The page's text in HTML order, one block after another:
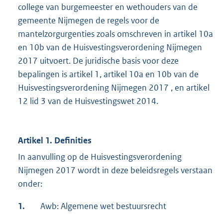
college van burgemeester en wethouders van de
gemeente Nijmegen de regels voor de
mantelzorgurgenties zoals omschreven in artikel 10a
en 10b van de Huisvestingsverordening Nijmegen
2017 uitvoert. De juridische basis voor deze
bepalingen is artikel 1, artikel 10a en 10b van de
Huisvestingsverordening Nijmegen 2017 , en artikel
12 lid 3 van de Huisvestingswet 2014.
Artikel 1. Definities
In aanvulling op de Huisvestingsverordening
Nijmegen 2017 wordt in deze beleidsregels verstaan
onder:
1. Awb: Algemene wet bestuursrecht